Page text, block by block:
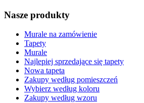
Nasze produkty
Murale na zamówienie
Tapety
Murale
Najlepiej sprzedające się tapety
Nowa tapeta
Zakupy według pomieszczeń
Wybierz według koloru
Zakupy według wzoru